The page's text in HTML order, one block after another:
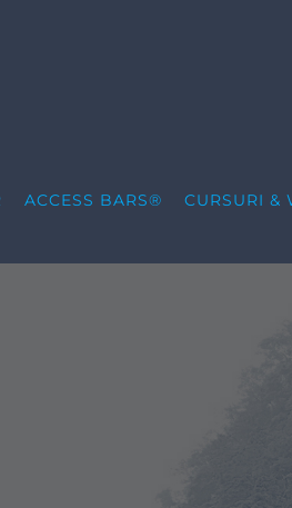
ACCESS BARS® CURSURI &